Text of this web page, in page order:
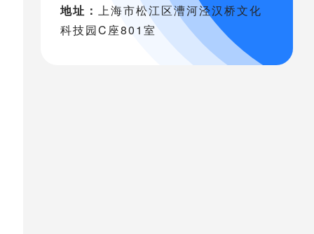
地址：上海市松江区漕河泾汉桥文化
科技园C座801室